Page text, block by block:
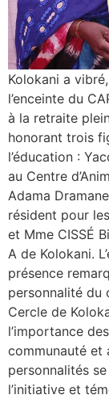
Kolokani a
l’enceinte du
à la retraite
honorant trois
l’éducation :
au Centre
Adama
résident pour
et Mme CISSÉ
A de Kolokani.
présence
personnalité du
Cercle de
l’importance
communauté et
personnalités
l’initiative et